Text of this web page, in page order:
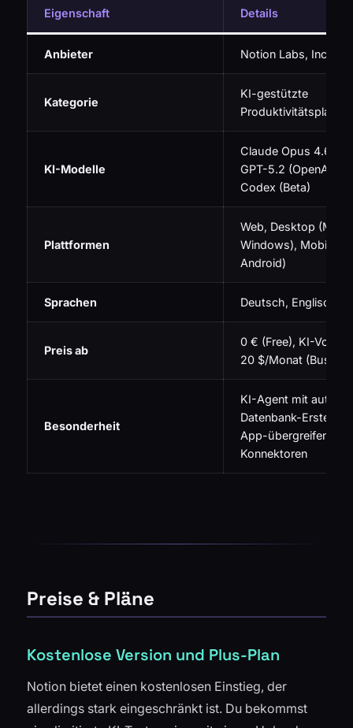
Eigenschaft Details
Anbieter Notion Labs, Inc.
Kategorie
KI-gestützte
KI-Modelle
Claude Opus 4.6
GPT-5.2 (OpenAI),
Codex (Beta)
Plattformen
Web, Desktop (Mac,
Windows), Mobile
Android)
Sprachen Deutsch, Englisch
Preis ab
0 € (Free), KI-
20 $/Monat
Besonderheit
KI-Agent mit
Datenbank-
App-übergreifenden
Konnektoren
Preise & Pläne
Kostenlose Version und Plus-Plan
Notion bietet einen kostenlosen Einstieg, der
allerdings stark eingeschränkt ist. Du bekommst